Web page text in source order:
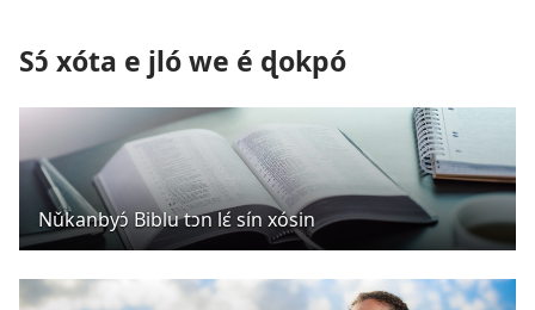
Sɔ́ xóta e jló we é ɖokpó
Nǔkanbyɔ́ Biblu tɔn lɛ́ sín xósin